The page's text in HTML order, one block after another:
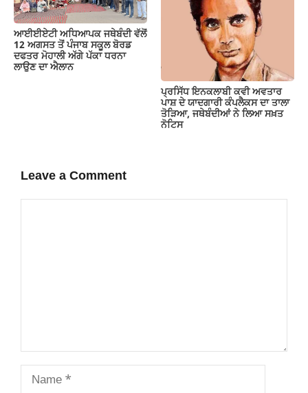
ਆਈਈਏਟੀ ਅਧਿਆਪਕ ਜਥੇਬੰਦੀ ਵੱਲੋਂ
12 ਅਗਸਤ ਤੋਂ ਪੰਜਾਬ ਸਕੂਲ ਬੋਰਡ
ਦਫਤਰ ਮੋਹਾਲੀ ਅੱਗੇ ਪੱਕਾ ਧਰਨਾ
ਲਾਉਣ ਦਾ ਐਲਾਨ
ਪ੍ਰਸਿੱਧ ਇਨਕਲਾਬੀ ਕਵੀ ਅਵਤਾਰ
ਪਾਸ਼ ਦੇ ਯਾਦਗਾਰੀ ਕੰਪਲੈਕਸ ਦਾ ਤਾਲਾ
ਤੋੜਿਆ, ਜਥੇਬੰਦੀਆਂ ਨੇ ਲਿਆ ਸਖ਼ਤ
ਨੋਟਿਸ
Leave a Comment
Name